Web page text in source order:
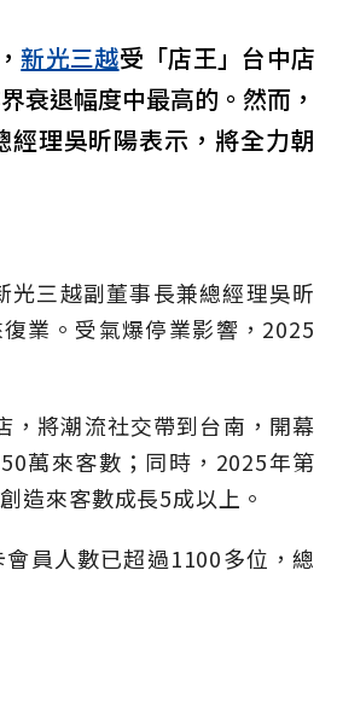
新光三越受「店王」台中店
衰退幅度中最高的。然而，
理吳昕陽表示，將全力朝
光三越副董事長兼總經理吳昕
業。受氣爆停業影響，2025
，將潮流社交帶到台南，開幕
萬來客數；同時，2025年第
造來客數成長5成以上。
員人數已超過1100多位，總